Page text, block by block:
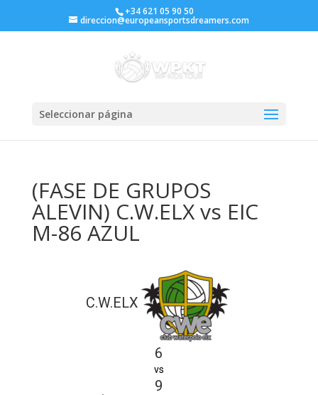
+34 621 05 90 50
direccion@europeansportsdreamers.com
Seleccionar página
(FASE DE GRUPOS
ALEVIN) C.W.ELX vs EIC
M-86 AZUL
C.W.ELX
6
vs
9